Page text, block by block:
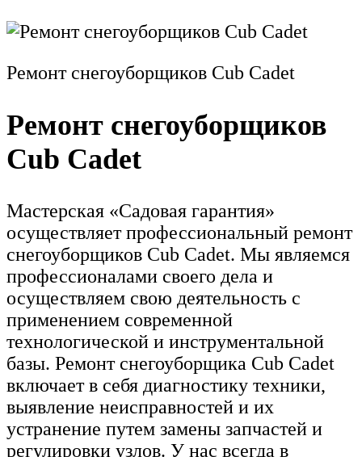
Ремонт снегоуборщиков Cub Cadet
Ремонт снегоуборщиков
Cub Cadet
Мастерская «Садовая гарантия»
осуществляет профессиональный ремонт
снегоуборщиков Cub Cadet. Мы являемся
профессионалами своего дела и
осуществляем свою деятельность с
применением современной
технологической и инструментальной
базы. Ремонт снегоуборщика Cub Cadet
включает в себя диагностику техники,
выявление неисправностей и их
устранение путем замены запчастей и
регулировки узлов. У нас всегда в